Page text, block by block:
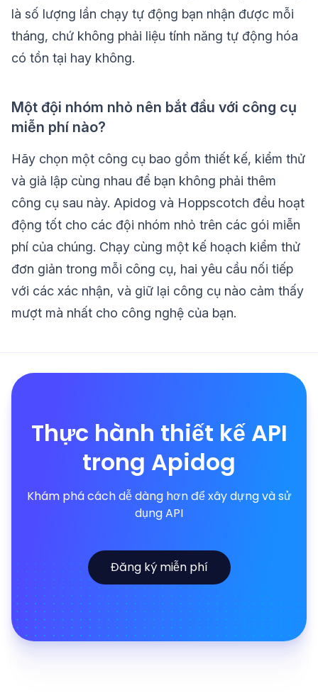
là số lượng lần chạy tự động bạn nhận được mỗi
tháng, chứ không phải liệu tính năng tự động hóa
có tồn tại hay không.
Một đội nhóm nhỏ nên bắt đầu với công cụ
miễn phí nào?
Hãy chọn một công cụ bao gồm thiết kế, kiểm thử
và giả lập cùng nhau để bạn không phải thêm
công cụ sau này. Apidog và Hoppscotch đều hoạt
động tốt cho các đội nhóm nhỏ trên các gói miễn
phí của chúng. Chạy cùng một kế hoạch kiểm thử
đơn giản trong mỗi công cụ, hai yêu cầu nối tiếp
với các xác nhận, và giữ lại công cụ nào cảm thấy
mượt mà nhất cho công nghệ của bạn.
Thực hành thiết kế API
trong Apidog
Khám phá cách dễ dàng hơn để xây dựng và sử
dụng API
Đăng ký miễn phí